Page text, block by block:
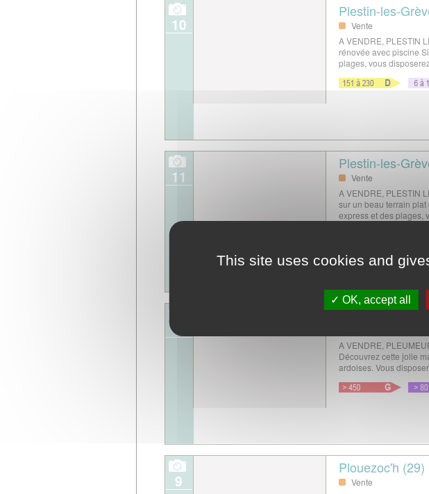
10
Plestin-les-
Vente
A VENDRE, PLESTIN
rénovée avec piscine
plages, vous
11
Plestin-les-
Vente
A VENDRE, PLESTIN
sur un beau terrain plat
express et des plages,
Pleumeur-
A VENDRE,
Découvrez cette jolie
ardoises. Vous
9
Plouezoc'h (29)
Vente
This site uses cookies and
OK, accept all